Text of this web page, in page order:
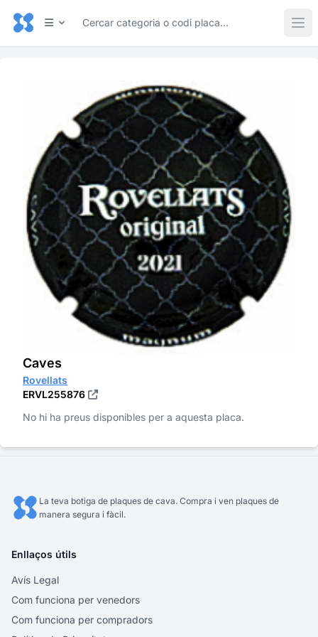
Caves
Rovellats
ERVL255876
No hi ha preus disponibles per a aquesta placa.
La teva botiga de plaques de cava. Compra i ven plaques de
manera segura i fàcil.
Enllaços útils
Avís Legal
Com funciona per venedors
Com funciona per compradors